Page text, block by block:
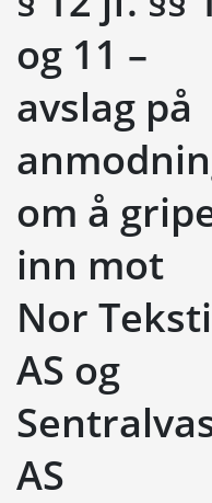
og 11 –
avslag på
om å
inn mot
Nor
AS og
AS